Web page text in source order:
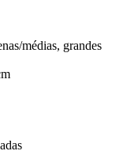
médias, grandes